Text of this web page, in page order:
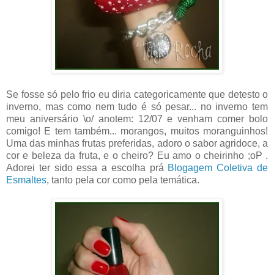
Se fosse só pelo frio eu diria categoricamente que detesto o
inverno, mas como nem tudo é só pesar... no inverno tem
meu aniversário \o/ anotem: 12/07 e venham comer bolo
comigo! E tem também... morangos, muitos moranguinhos!
Uma das minhas frutas preferidas, adoro o sabor agridoce, a
cor e beleza da fruta, e o cheiro? Eu amo o cheirinho ;oP .
Adorei ter sido essa a escolha prá Blogagem Coletiva de
Esmaltes, tanto pela cor como pela temática.